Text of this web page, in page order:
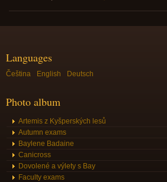
Languages
Čeština English Deutsch
Photo album
Artemis z Kyšperských lesů
Autumn exams
Baylene Badaine
Canicross
Dovolené a výlety s Bay
Faculty exams